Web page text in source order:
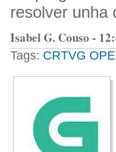
resolver unha
Isabel G. Couso -
Tags: CRTVG OPE